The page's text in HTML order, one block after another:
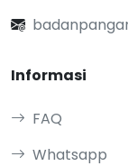
Informasi
FAQ
Whatsapp